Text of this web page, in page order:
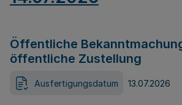
Öffentliche
öffentliche Zustellung
Ausfertigungsdatum 13.07.2026